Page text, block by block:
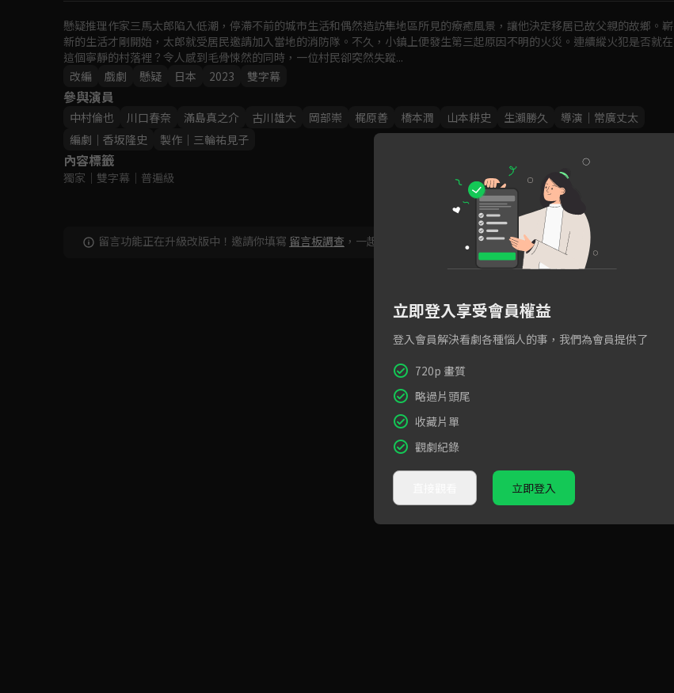
Play
懸疑推理作家三馬太郎陷入低潮，停滯不前的城市生活和偶然造訪隼地區所見的療癒風景，讓他決定移居已故父親的故鄉。嶄
新的生活才剛開始，太郎就受居民邀請加入當地的消防隊。不久，小鎮上便發生第三起原因不明的火災。連續縱火犯是否就在
這個寧靜的村落裡？令人感到毛骨悚然的同時，一位村民卻突然失蹤...
改編
戲劇 懸疑 日本 2023 雙字幕
參與演員
中村倫也 川口春奈 滿島真之介 古川雄大 岡部崇 梶原善 橋本潤 山本耕史 生瀨勝久
導演｜常廣丈太
編劇｜香坂隆史
製作｜三輪祐見子
內容標籤
獨家 ｜ 雙字幕 ｜ 普遍級
留言功能正在升級改版中！邀請你填寫 留言板調查 ，一起共創新版留言功能！
立即登入享受會員權益
登入會員解決看劇各種惱人的事，我們為會員提供了
720p 畫質
略過片頭尾
收藏片單
觀劇紀錄
立即登入